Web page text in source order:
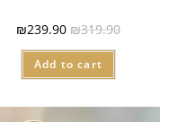
₪319.90
₪239.90
Add to cart